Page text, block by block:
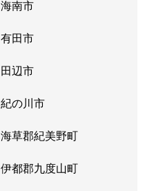
海南市
有田市
田辺市
紀の川市
海草郡紀美野町
伊都郡九度山町